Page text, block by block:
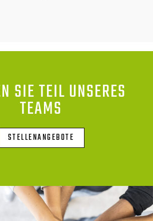
SIE TEIL UNSERES
TEAMS
STELLENANGEBOTE